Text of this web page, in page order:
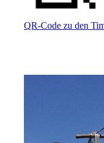
QR-Code zu den